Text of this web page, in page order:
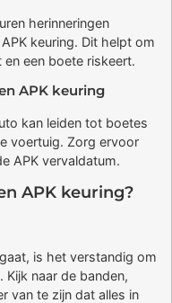
herinneringen
keuring. Dit helpt om
een boete riskeert.
APK keuring
kan leiden tot boetes
voertuig. Zorg ervoor
APK vervaldatum.
APK keuring?
is het verstandig om
Kijk naar de banden,
van te zijn dat alles in